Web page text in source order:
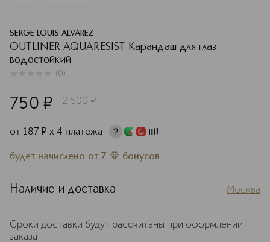
SERGE LOUIS ALVAREZ
OUTLINER AQUARESIST Карандаш для глаз
водостойкий
(0)
750 ¤ 2 500 ¤
от 187 ¤ х 4 платежа
будет начислено от 7 бонусов
Наличие и доставка Москва
Сроки доставки будут рассчитаны при оформлении
заказа